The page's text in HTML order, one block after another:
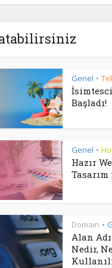
atabilirsiniz
Genel •
Başladı!
Genel •
Hazır
Tasarım
Domain •
Alan
Nedir,